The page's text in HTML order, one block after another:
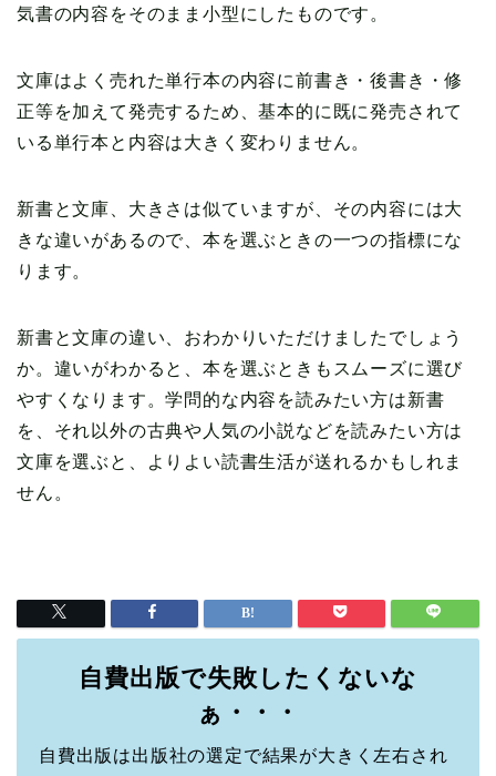
気書の内容をそのまま小型にしたものです。
文庫はよく売れた単行本の内容に前書き・後書き・修
正等を加えて発売するため、基本的に既に発売されて
いる単行本と内容は大きく変わりません。
新書と文庫、大きさは似ていますが、その内容には大
きな違いがあるので、本を選ぶときの一つの指標にな
ります。
新書と文庫の違い、おわかりいただけましたでしょう
か。違いがわかると、本を選ぶときもスムーズに選び
やすくなります。学問的な内容を読みたい方は新書
を、それ以外の古典や人気の小説などを読みたい方は
文庫を選ぶと、よりよい読書生活が送れるかもしれま
せん。
自費出版で失敗したくないな
ぁ・・・
自費出版は出版社の選定で結果が大きく左右され